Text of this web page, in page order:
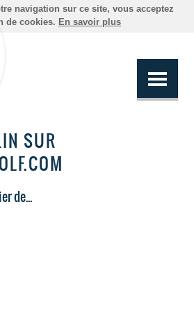
navigation sur ce site, vous acceptez
de cookies. En savoir plus
SUR
de...